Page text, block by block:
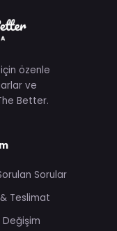
özenle
ve
Better.
Sorular
Teslimat